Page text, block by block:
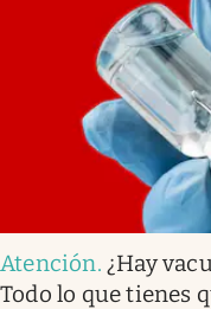
Atención. ¿Hay
Todo lo que tienes